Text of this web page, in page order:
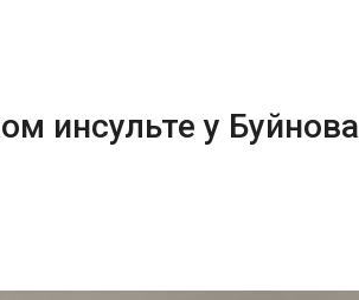
инсульте у Буйнова